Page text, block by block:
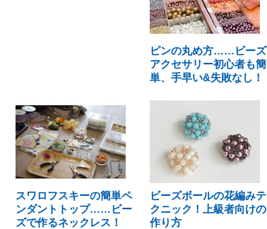
ピンの丸め方……ビーズ
アクセサリー初心者も簡
単、手早い&失敗なし！
スワロフスキーの簡単ペ
ンダントトップ……ビー
ズで作るネックレス！
ビーズボールの花編みテ
クニック！上級者向けの
作り方